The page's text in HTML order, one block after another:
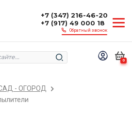
+7 (347) 216-46-20
+7 (917) 49 000 18
Обратный звонок
0
- ОГОРОД